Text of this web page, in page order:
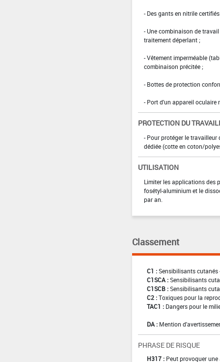
- Des gants en nitrile
- Une combinaison de
traitement déperlant ;
- Vêtement imperméable
combinaison précitée ;
- Bottes de protection
- Port d'un appareil oculaire
PROTECTION DU
- Pour protéger le
dédiée (cotte en coton/
UTILISATION
Limiter les applications des
fosétyl-aluminium et le
par an.
Classement
C1 : Sensibilisants cutanés
C1SCA : Sensibilisants
C1SCB : Sensibilisants
C2 : Toxiques pour la
TAC1 : Dangers pour le
DA : Mention
PHRASE DE RISQUE
H317 : Peut provoquer